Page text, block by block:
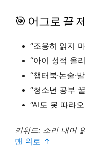
🎯 어그로 끌
“조용히 읽지
“아이 성적 올
“챕터북·논술·
“청소년 공부
“AI도 못 따라
키워드: 소리 내어
맨 위로 ↑